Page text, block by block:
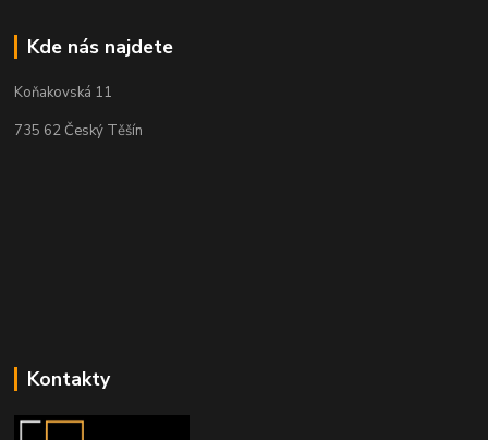
Kde nás najdete
Koňakovská 11
735 62 Český Těšín
Kontakty